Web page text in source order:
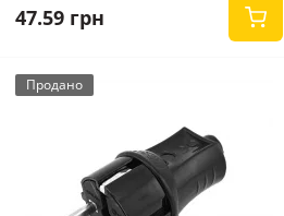
47.59 грн
Продано